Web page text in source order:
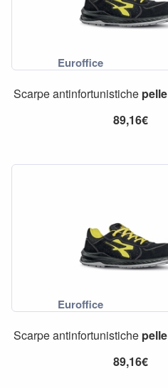
Scarpe antinfortunistiche pelle
89,16€
Scarpe antinfortunistiche pelle
89,16€